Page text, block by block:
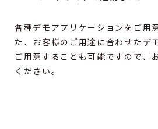
各種デモアプリケーションをご用
た、お客様のご用途に合わせたデ
ご用意することも可能ですので、
ください。